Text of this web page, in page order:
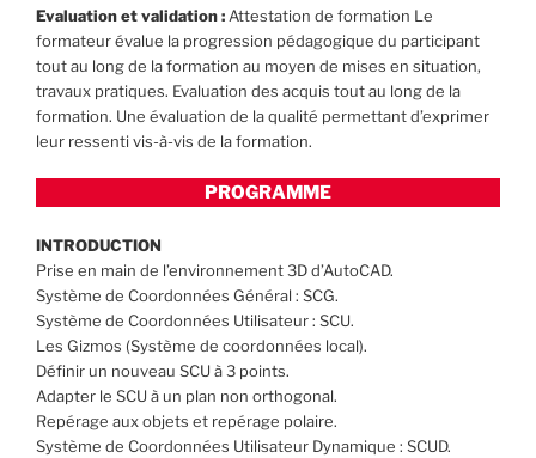
Evaluation et validation :Attestation de formation Le
formateur évalue la progression pédagogique du participant
tout au long de la formation au moyen de mises en situation,
travaux pratiques. Evaluation des acquis tout au long de la
formation. Une évaluation de la qualité permettant d’exprimer
leur ressenti vis-à-vis de la formation.
PROGRAMME
INTRODUCTION
Prise en main de l’environnement 3D d’AutoCAD.
Système de Coordonnées Général : SCG.
Système de Coordonnées Utilisateur : SCU.
Les Gizmos (Système de coordonnées local).
Définir un nouveau SCU à 3 points.
Adapter le SCU à un plan non orthogonal.
Repérage aux objets et repérage polaire.
Système de Coordonnées Utilisateur Dynamique : SCUD.